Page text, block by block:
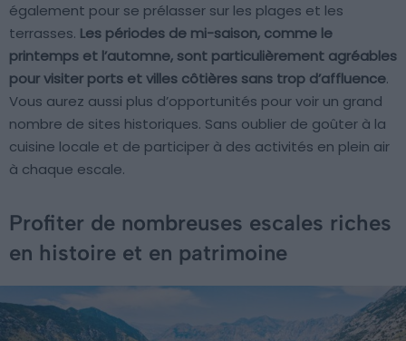
également pour se prélasser sur les plages et les
terrasses. Les périodes de mi-saison, comme le
printemps et l’automne, sont particulièrement agréables
pour visiter ports et villes côtières sans trop d’affluence.
Vous aurez aussi plus d’opportunités pour voir un grand
nombre de sites historiques. Sans oublier de goûter à la
cuisine locale et de participer à des activités en plein air
à chaque escale.
Profiter de nombreuses escales riches
en histoire et en patrimoine